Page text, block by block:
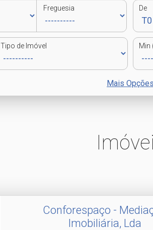
Freguesia De
Tipo de Imóvel Min
Mais Opções
Conforespaço -
Imobiliária, Lda